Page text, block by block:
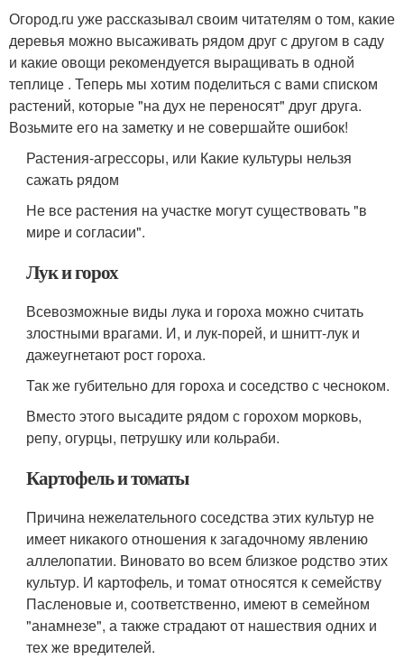
Огород.ru уже рассказывал своим читателям о том, какие
деревья можно высаживать рядом друг с другом в саду
и какие овощи рекомендуется выращивать в одной
теплице . Теперь мы хотим поделиться с вами списком
растений, которые "на дух не переносят" друг друга.
Возьмите его на заметку и не совершайте ошибок!
Растения-агрессоры, или Какие культуры нельзя
сажать рядом
Не все растения на участке могут существовать "в
мире и согласии".
Лук и горох
Всевозможные виды лука и гороха можно считать
злостными врагами. И, и лук-порей, и шнитт-лук и
дажеугнетают рост гороха.
Так же губительно для гороха и соседство с чесноком.
Вместо этого высадите рядом с горохом морковь,
репу, огурцы, петрушку или кольраби.
Картофель и томаты
Причина нежелательного соседства этих культур не
имеет никакого отношения к загадочному явлению
аллелопатии. Виновато во всем близкое родство этих
культур. И картофель, и томат относятся к семейству
Пасленовые и, соответственно, имеют в семейном
"анамнезе", а также страдают от нашествия одних и
тех же вредителей.